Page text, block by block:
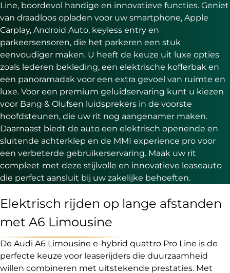
Line, boordevol handige en innovatieve functies. Geniet
van draadloos opladen voor uw smartphone, Apple
Carplay, Android Auto, keyless entry en
parkeersensoren, die het parkeren een stuk
eenvoudiger maken. U heeft de keuze uit luxe opties
zoals lederen bekleding, een elektrische kofferbak en
een panoramadak voor een extra gevoel van ruimte en
luxe. Voor een premium geluidservaring kunt u kiezen
voor Bang & Olufsen luidsprekers in de voorste
hoofdsteunen, die uw rit nog aangenamer maken.
Daarnaast biedt de auto een elektrisch openende en
sluitende achterklep en de MMI experience pro voor
een verbeterde gebruikerservaring. Maak uw rit
compleet met deze stijlvolle en innovatieve leaseauto
die perfect aansluit bij uw zakelijke behoeften.
Elektrisch rijden op lange afstanden
met A6 Limousine
De Audi A6 Limousine e-hybrid quattro Pro Line is de
perfecte keuze voor leaserijders die duurzaamheid
willen combineren met uitstekende prestaties. Met